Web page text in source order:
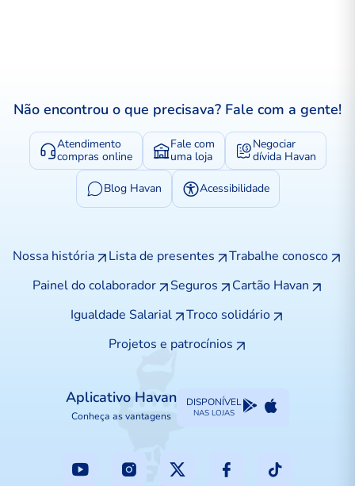
Não encontrou o que precisava? Fale com a gente!
Atendimento
compras online
Fale com
uma loja
Negociar
dívida Havan
Blog Havan Acessibilidade
Nossa história Lista de presentes
Trabalhe conosco
Painel do colaborador
Seguros
Cartão Havan
Igualdade Salarial
Troco solidário
Projetos e patrocínios
Aplicativo Havan
Conheça as vantagens
DISPONÍVEL
NAS LOJAS